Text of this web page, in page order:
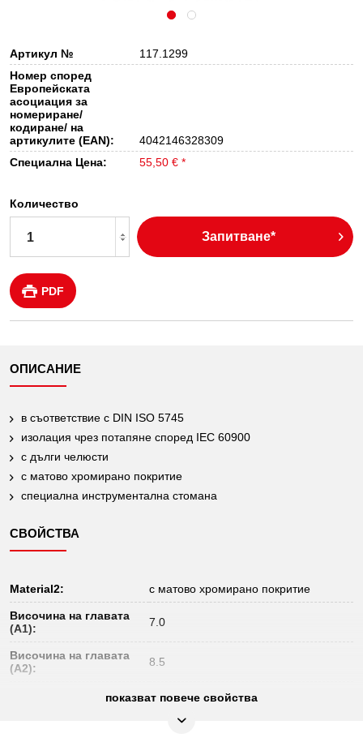
Артикул №
117.1299
Номер според
Европейската
асоциация за
номериране/
кодиране/ на
артикулите (EAN):
4042146328309
Специална Цена:
55,50 € *
Количество
Запитване*
PDF
ОПИСАНИЕ
в съответствие с DIN ISO 5745
изолация чрез потапяне според IEC 60900
с дълги челюсти
с матово хромирано покритие
специална инструментална стомана
СВОЙСТВА
Material2: с матово хромирано покритие
Височина на главата
(A1):
7.0
Височина на главата
(A2):
8.5
32
показват повече свойства